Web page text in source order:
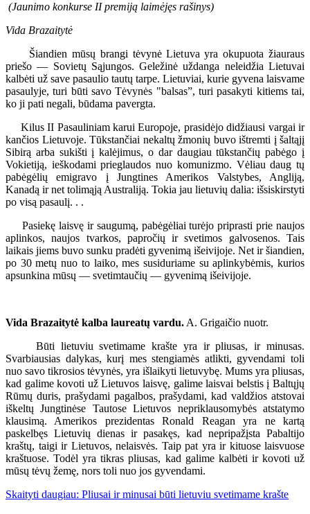
(Jaunimo konkurse II premiją laimėjęs rašinys)
Vida Brazaitytė
Šiandien mūsų brangi tėvynė Lietuva yra okupuota žiauraus
priešo — Sovietų Sąjungos. Geležinė uždanga neleidžia Lietuvai
kalbėti už save pasaulio tautų tarpe. Lietuviai, kurie gyvena laisvame
pasaulyje, turi būti savo Tėvynės "balsas”, turi pasakyti kitiems tai,
ko ji pati negali, būdama pavergta.
Kilus II Pasauliniam karui Europoje, prasidėjo didžiausi vargai ir
kančios Lietuvoje. Tūkstančiai nekaltų žmonių buvo ištremti į šaltąjį
Sibirą arba sukišti į kalėjimus, o dar daugiau tūkstančių pabėgo į
Vokietiją, ieškodami prieglaudos nuo komunizmo. Vėliau daug tų
pabėgėlių emigravo į Jungtines Amerikos Valstybes, Angliją,
Kanadą ir net tolimąją Australiją. Tokia jau lietuvių dalia: išsiskirstyti
po visą pasaulį. . .
Pasiekę laisvę ir saugumą, pabėgėliai turėjo priprasti prie naujos
aplinkos, naujos tvarkos, papročių ir svetimos galvosenos. Tais
laikais jiems buvo sunku pradėti gyvenimą išeivijoje. Net ir šiandien,
po 30 metų nuo to laiko, mes susiduriame su aplinkybėmis, kurios
apsunkina mūsų — svetimtaučių — gyvenimą išeivijoje.
Vida Brazaitytė kalba laureatų vardu. A. Grigaičio nuotr.
Būti lietuviu svetimame krašte yra ir pliusas, ir minusas.
Svarbiausias dalykas, kurį mes stengiamės atlikti, gyvendami toli
nuo savo tikrosios tėvynės, yra išlaikyti lietuvybę. Mums yra pliusas,
kad galime kovoti už Lietuvos laisvę, galime laisvai belstis į Baltųjų
Rūmų duris, prašydami pagalbos, prašydami, kad valdžios atstovai
iškeltų Jungtinėse Tautose Lietuvos nepriklausomybės atstatymo
klausimą. Amerikos prezidentas Ronald Reagan yra ne kartą
paskelbęs Lietuvių dienas ir pasakęs, kad nepripažįsta Pabaltijo
kraštų, taigi ir Lietuvos, nelaisvės. Taip pat yra ir kituose laisvuose
kraštuose. Todėl yra tikras pliusas, kad galime kalbėti ir kovoti už
mūsų tėvų žemę, nors toli nuo jos gyvendami.
Skaityti daugiau: Pliusai ir minusai būti lietuviu svetimame krašte